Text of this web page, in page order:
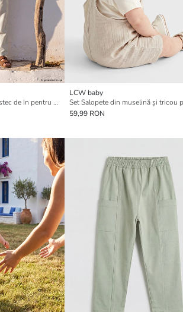
Pantaloni Lejeri din Amestec de In pentru Băieți
LCW baby
59,99 RON